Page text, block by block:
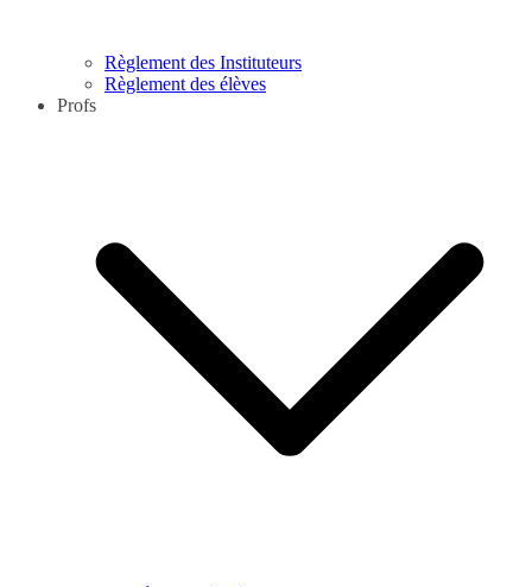
Règlement des Instituteurs
Règlement des élèves
Profs